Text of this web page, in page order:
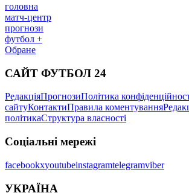
головна
матч-центр
прогнози
футбол +
Обране
САЙТ ФУТБОЛ 24
РедакціяПрогнозиПолітика
сайтуКонтактиПравила коментування
політикаСтруктура власності
Соціальні мережі
facebookxyoutubeinstagramtelegramviber
УКРАЇНА